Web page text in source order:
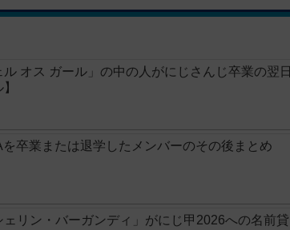
オス ガール」の中の人がにじさんじ卒業の翌日
卒業または退学したメンバーのその後まとめ
リン・バーガンディ」がにじ甲2026への名前貸